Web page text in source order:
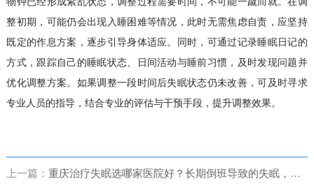
整初期，可能仍会出现入睡困难等情况，此时无需焦虑自责，应坚持
既定的作息方案，逐步引导身体适应。同时，可通过记录睡眠日记的
方式，跟踪自己的睡眠状态、日间活动与睡前习惯，及时发现问题并
优化调整方案。如果调整一段时间后失眠状态仍未改善，可及时寻求
专业人员的指导，结合专业的评估与干预手段，提升调整效果。
上一篇：重庆治疗失眠选哪家医院好？长期倒班导致的失眠，与普通失眠在治疗上有何不同侧重点？